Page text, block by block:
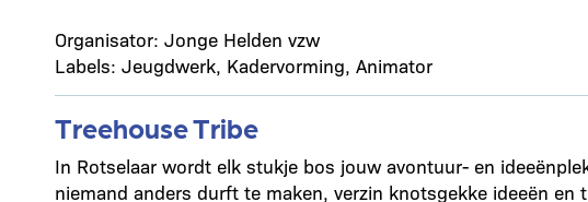
Organisator: Jonge Helden vzw
Labels: Jeugdwerk, Kadervorming, Animator
Treehouse Tribe
In Rotselaar wordt elk stukje bos jouw avontuur- en
niemand anders durft te maken, verzin knotsgekke ideeën